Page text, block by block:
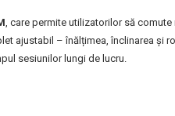
, care permite utilizatorilor să
ajustabil – înălțimea, înclinarea și
sesiunilor lungi de lucru.